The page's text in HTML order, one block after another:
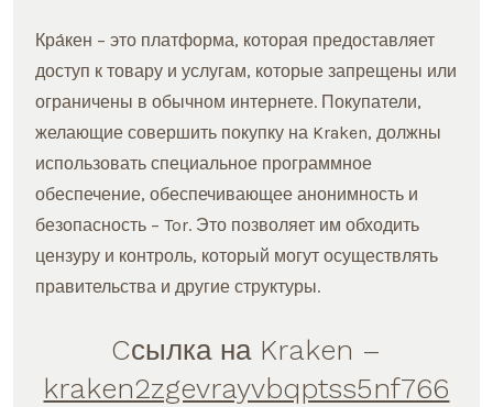
Кра́кен – это платформа, которая предоставляет
доступ к товару и услугам, которые запрещены или
ограничены в обычном интернете. Покупатели,
желающие совершить покупку на Kraken, должны
использовать специальное программное
обеспечение, обеспечивающее анонимность и
безопасность – Tor. Это позволяет им обходить
цензуру и контроль, который могут осуществлять
правительства и другие структуры.
Cсылка на Kraken –
kraken2zgevrayvbqptss5nf766